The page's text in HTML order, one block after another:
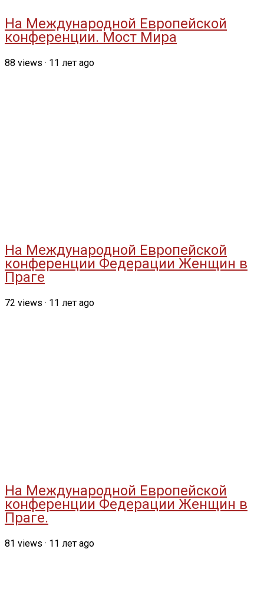
На Международной Европейской
конференции. Мост Мира
88 views · 11 лет ago
На Международной Европейской
конференции Федерации Женщин в
Праге
72 views · 11 лет ago
На Международной Европейской
конференции Федерации Женщин в
Праге.
81 views · 11 лет ago